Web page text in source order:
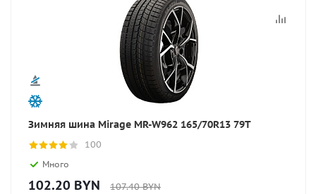
Зимняя шина Mirage MR-W962 165/70R13 79T
100
Много
102.20 BYN 107.40BYN